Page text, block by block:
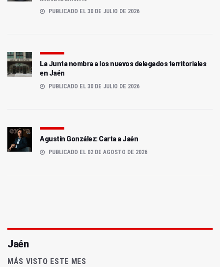
PUBLICADO EL 30 DE JULIO DE 2026
La Junta nombra a los nuevos delegados territoriales
en Jaén
PUBLICADO EL 30 DE JULIO DE 2026
Agustín González: Carta a Jaén
PUBLICADO EL 02 DE AGOSTO DE 2026
Jaén
MÁS VISTO ESTE MES